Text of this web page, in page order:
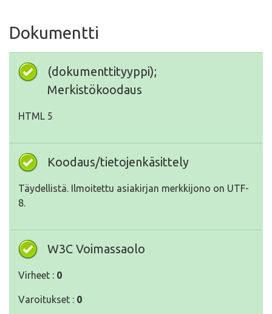
Dokumentti
(dokumenttityyppi);
Merkistökoodaus
HTML 5
Koodaus/tietojenkäsittely
Täydellistä. Ilmoitettu asiakirjan merkkijono on UTF-
8.
W3C Voimassaolo
Virheet : 0
Varoitukset : 0